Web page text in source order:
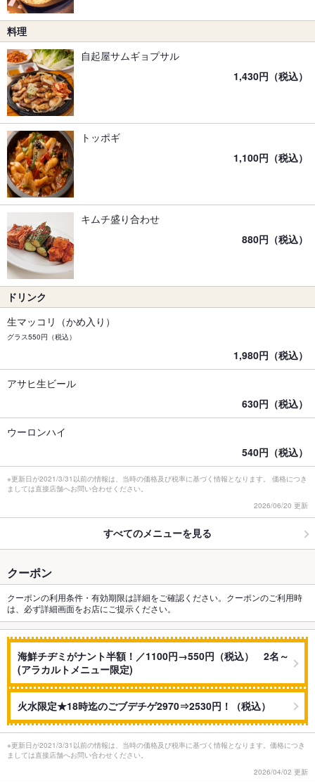
料理
自起屋サムギョプサル
1,430円（税込）
トッポギ
1,100円（税込）
キムチ盛り合わせ
880円（税込）
ドリンク
生マッコリ（かめ入り）
グラス550円（税込）
1,980円（税込）
アサヒ生ビール
630円（税込）
ウーロンハイ
540円（税込）
※更新日が2021/3/31以前の情報は、当時の価格及び税率に基づく情報となります。 価格につき
ましては直接店舗へお問い合わせください。
2026/06/20 更新
すべてのメニューを見る
クーポン
クーポンの利用条件・有効期限は詳細をご確認ください。クーポンのご利用時
は、必ず詳細画面をお店にご提示ください。
海鮮チヂミがナント半額！／1100円→550円（税込） 2名～
(アラカルトメニュー限定)
火水限定★18時迄のごブデチゲ2970⇒2530円！（税込）
※更新日が2021/3/31以前の情報は、当時の価格及び税率に基づく情報となります。価格につき
ましては直接店舗へお問い合わせください。
2026/04/02 更新